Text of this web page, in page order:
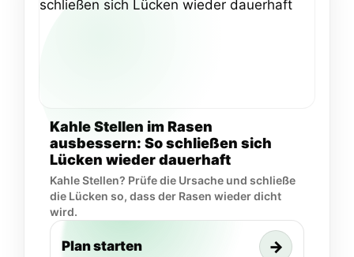
Kahle Stellen im Rasen
ausbessern: So schließen sich
Lücken wieder dauerhaft
Kahle Stellen? Prüfe die Ursache und schließe
die Lücken so, dass der Rasen wieder dicht
wird.
Plan starten →